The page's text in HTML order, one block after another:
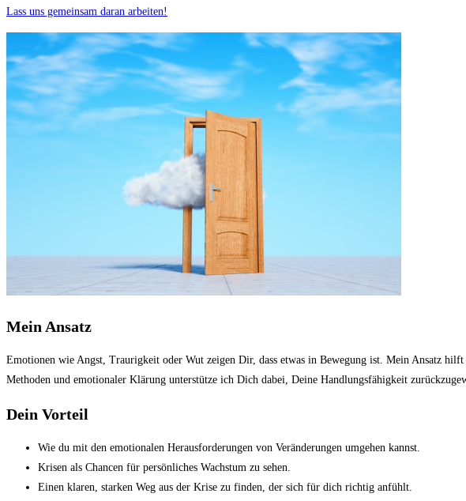
Lass uns gemeinsam daran arbeiten!
Mein Ansatz
Emotionen wie Angst, Traurigkeit oder Wut zeigen Dir, dass etwas in Bewegung ist. Mein Ansatz
Methoden und emotionaler Klärung unterstütze ich Dich dabei, Deine Handlungsfähigkeit
Dein Vorteil
Wie du mit den emotionalen Herausforderungen von Veränderungen umgehen kannst.
Krisen als Chancen für persönliches Wachstum zu sehen.
Einen klaren, starken Weg aus der Krise zu finden, der sich für dich richtig anfühlt.